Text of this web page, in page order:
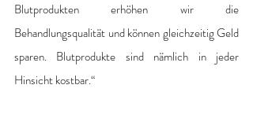
Blutprodukten erhöhen wir die
Behandlungsqualität und können gleichzeitig Geld
sparen. Blutprodukte sind nämlich in jeder
Hinsicht kostbar.“